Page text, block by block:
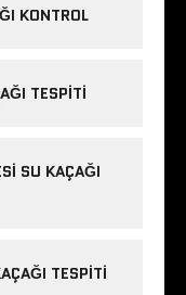
KONTROL
TESPITI
SU KAÇAĞI
TESPITI